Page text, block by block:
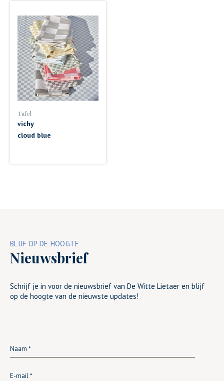
Tafel
vichy
cloud blue
BLIJF OP DE HOOGTE
Nieuwsbrief
Schrijf je in voor de nieuwsbrief van De Witte Lietaer en blijf
op de hoogte van de nieuwste updates!